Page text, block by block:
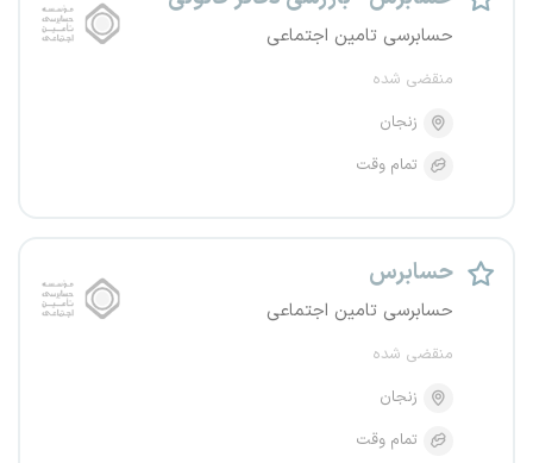
حسابرسی تامین اجتماعی
منقضی شده
زنجان
تمام وقت
حسابرس
حسابرسی تامین اجتماعی
منقضی شده
زنجان
تمام وقت